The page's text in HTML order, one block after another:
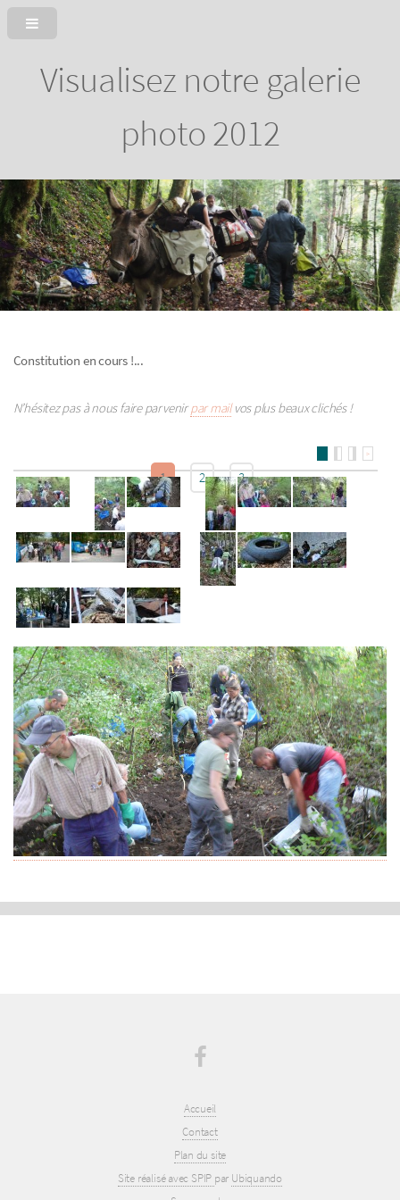
Visualisez notre galerie
photo 2012
Constitution en cours !...
N’hésitez pas à nous faire parvenirpar mailvos plus beaux clichés !
>
1 2 3
Accueil
Contact
Plan du site
Site réalisé avec SPIP par Ubiquando